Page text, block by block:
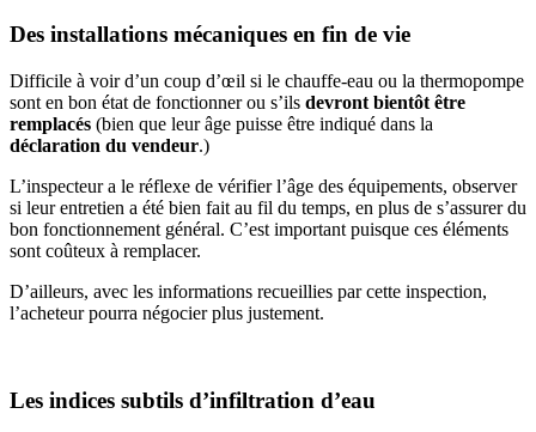
Des installations mécaniques en fin de vie
Difficile à voir d’un coup d’œil si le chauffe-eau ou la thermopompe
sont en bon état de fonctionner ou s’ils devront bientôt être
remplacés (bien que leur âge puisse être indiqué dans la
déclaration du vendeur.)
L’inspecteur a le réflexe de vérifier l’âge des équipements, observer
si leur entretien a été bien fait au fil du temps, en plus de s’assurer du
bon fonctionnement général. C’est important puisque ces éléments
sont coûteux à remplacer.
D’ailleurs, avec les informations recueillies par cette inspection,
l’acheteur pourra négocier plus justement.
Les indices subtils d’infiltration d’eau